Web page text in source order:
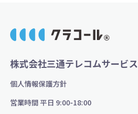
株式会社三通テレコムサービス
個人情報保護方針
営業時間 平日 9:00-18:00